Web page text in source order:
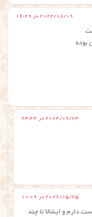
2023/08/19 در 16:29
بوده
2024/09/23 در 23:44
2026/05/25 در 10:09
دارم و ایشالا تا چند